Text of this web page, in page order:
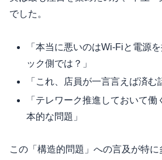
でした。
「本当に悪いのはWi-Fiと電源
ック側では？」
「これ、店員が一言言えば済む
「テレワーク推進しておいて
本的な問題」
この「構造的問題」への言及が特に